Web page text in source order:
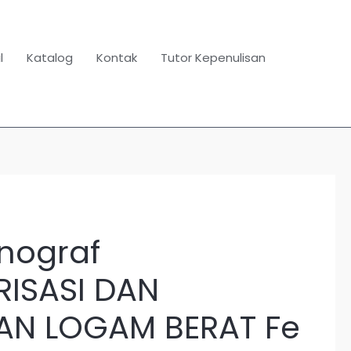
Katalog Kontak Tutor Kepenulisan
DAN
LOGAM BERAT Fe